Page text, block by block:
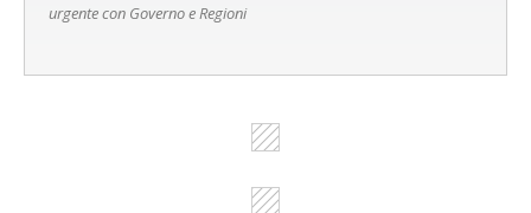
urgente con Governo e Regioni